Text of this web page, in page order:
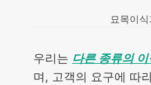
묘목이
우리는 다른 종류의
며, 고객의 요구에 따